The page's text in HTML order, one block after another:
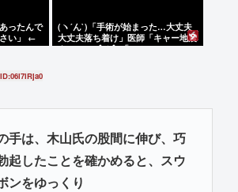
ったんで
い」 ←
？
(ヽ´ん`)「手術が始まった…大丈夫
大丈夫落ち着け」医師「キャー地震
よー！」(;ﾟんﾟ)「！？」
ID:06l7lRja0
手は、木山氏の股間に伸び、巧
起したことを確かめると、スウ
ンをゆっくり